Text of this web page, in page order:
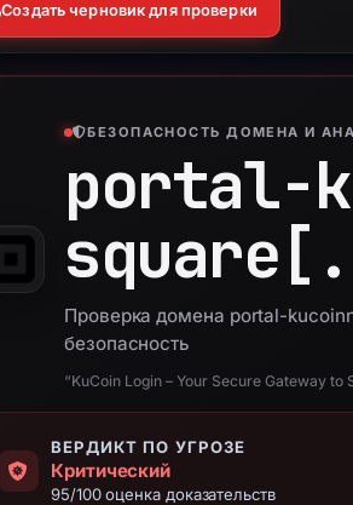
Создать черновик для проверки
БЕЗОПАСНОСТЬ ДОМЕНА И
portal-
Проверка домена portal-
безопасность
“KuCoin Login – Your Secure Gateway to
ВЕРДИКТ ПО УГРОЗЕ
Критический
95/100 оценка доказательств